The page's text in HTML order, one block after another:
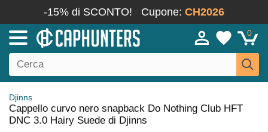
-15% di SCONTO! Cupone: CH2026
0
Djinns
Cappello curvo nero snapback Do Nothing Club HFT
DNC 3.0 Hairy Suede di Djinns